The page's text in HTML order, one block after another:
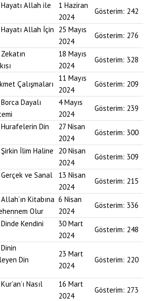
Hayatı Allah ile
1 Haziran
2024
Gösterim: 242
Allah İçin 25 Mayıs
2024
Gösterim: 276
18 Mayıs
2024
Gösterim: 328
Çalışmaları
11 Mayıs
2024
Gösterim: 209
Dayalı
4 Mayıs
2024
Gösterim: 239
Hurafelerin Din
27 Nisan
2024
Gösterim: 300
İlim Haline
20 Nisan
2024
Gösterim: 309
ve Sanal
13 Nisan
2024
Gösterim: 215
Kitabına
Olur
6 Nisan
2024
Gösterim: 336
Kendini
30 Mart
2024
Gösterim: 248
Din
23 Mart
2024
Gösterim: 220
Nasıl
16 Mart
2024
Gösterim: 273